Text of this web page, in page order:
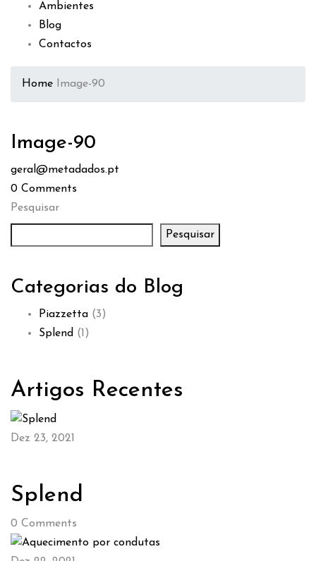
Ambientes
Blog
Contactos
Home Image-90
Image-90
geral@metadados.pt
0 Comments
Pesquisar
Pesquisar
Categorias do Blog
Piazzetta (3)
Splend (1)
Artigos Recentes
Dez 23, 2021
Splend
0 Comments